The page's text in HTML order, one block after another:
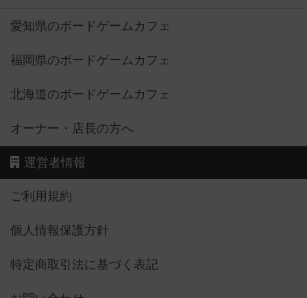
愛知県のボードゲームカフェ
福岡県のボードゲームカフェ
北海道のボードゲームカフェ
オーナー・店長の方へ
運営者情報
ご利用規約
個人情報保護方針
特定商取引法に基づく表記